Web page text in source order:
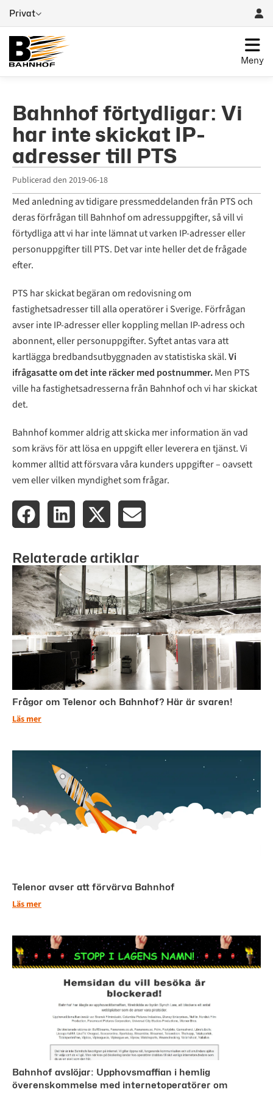
Privat
Meny
Bahnhof förtydligar: Vi
har inte skickat IP-
adresser till PTS
Publicerad den 2019-06-18
Med anledning av tidigare pressmeddelanden från PTS och
deras förfrågan till Bahnhof om adressuppgifter, så vill vi
förtydliga att vi har inte lämnat ut varken IP-adresser eller
personuppgifter till PTS. Det var inte heller det de frågade
efter.
PTS har skickat begäran om redovisning om
fastighetsadresser till alla operatörer i Sverige. Förfrågan
avser inte IP-adresser eller koppling mellan IP-adress och
abonnent, eller personuppgifter. Syftet antas vara att
kartlägga bredbandsutbyggnaden av statistiska skäl.Vi
ifrågasatte om det inte räcker med postnummer.Men PTS
ville ha fastighetsadresserna från Bahnhof och vi har skickat
det.
Bahnhof kommer aldrig att skicka mer information än vad
som krävs för att lösa en uppgift eller leverera en tjänst. Vi
kommer alltid att försvara våra kunders uppgifter – oavsett
vem eller vilken myndighet som frågar.
Relaterade artiklar
Frågor om Telenor och Bahnhof? Här är svaren!
Läs mer
Telenor avser att förvärva Bahnhof
Läs mer
Bahnhof avslöjar: Upphovsmaffian i hemlig
överenskommelse med internetoperatörer om